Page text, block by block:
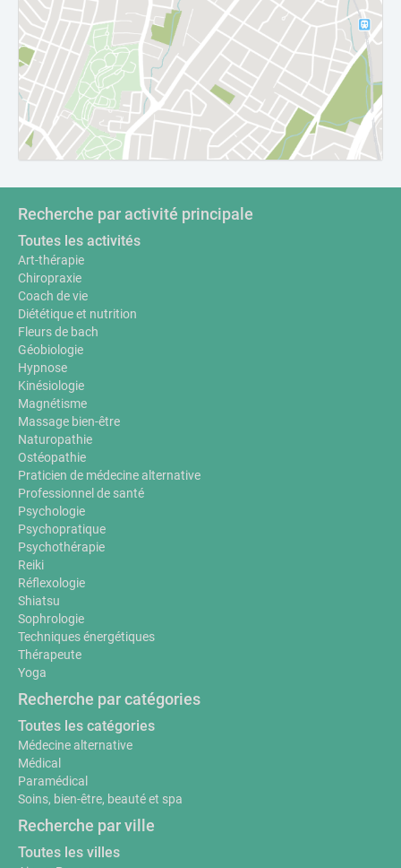
Recherche par activité principale
Toutes les activités
Art-thérapie
Chiropraxie
Coach de vie
Diététique et nutrition
Fleurs de bach
Géobiologie
Hypnose
Kinésiologie
Magnétisme
Massage bien-être
Naturopathie
Ostéopathie
Praticien de médecine alternative
Professionnel de santé
Psychologie
Psychopratique
Psychothérapie
Reiki
Réflexologie
Shiatsu
Sophrologie
Techniques énergétiques
Thérapeute
Yoga
Recherche par catégories
Toutes les catégories
Médecine alternative
Médical
Paramédical
Soins, bien-être, beauté et spa
Recherche par ville
Toutes les villes